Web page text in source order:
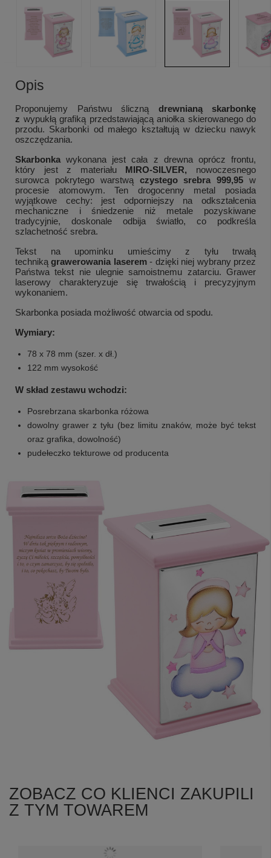
Opis
Proponujemy Państwu śliczną drewnianą skarbonkę
z wypukłą grafiką przedstawiającą aniołka skierowanego do
przodu. Skarbonki od małego kształtują w dziecku nawyk
oszczędzania.
Skarbonka wykonana jest cała z drewna oprócz frontu,
który jest z materiału
MIRO-SILVER, nowoczesnego
surowca pokrytego warstwą czystego srebra 999,95 w
procesie atomowym. Ten drogocenny metal posiada
wyjątkowe cechy: jest odporniejszy na odkształcenia
mechaniczne i śniedzenie niż metale pozyskiwane
tradycyjnie, doskonale odbija światło, co podkreśla
szlachetność srebra.
Tekst na upominku umieścimy z tyłu trwałą
techniką grawerowania laserem - dzięki niej wybrany przez
Państwa tekst nie ulegnie samoistnemu zatarciu. Grawer
laserowy charakteryzuje się trwałością i precyzyjnym
wykonaniem.
Skarbonka posiada możliwość otwarcia od spodu.
Wymiary:
78 x 78 mm (szer. x dł.)
122 mm wysokość
W skład zestawu wchodzi:
Posrebrzana skarbonka różowa
dowolny grawer z tyłu (bez limitu znaków, może być tekst
oraz grafika, dowolność)
pudełeczko tekturowe od producenta
ZOBACZ CO KLIENCI ZAKUPILI
Z TYM TOWAREM